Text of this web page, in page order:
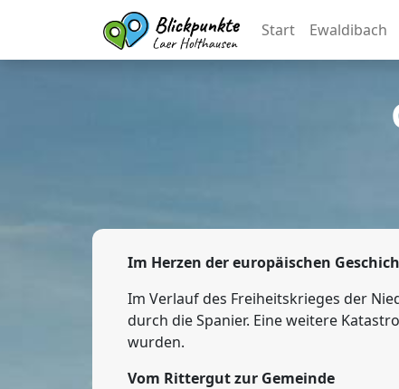
Start Ewaldibach
Im Herzen der europäischen
Im Verlauf des Freiheitskrieges der
durch die Spanier. Eine weitere
wurden.
Vom Rittergut zur Gemeinde